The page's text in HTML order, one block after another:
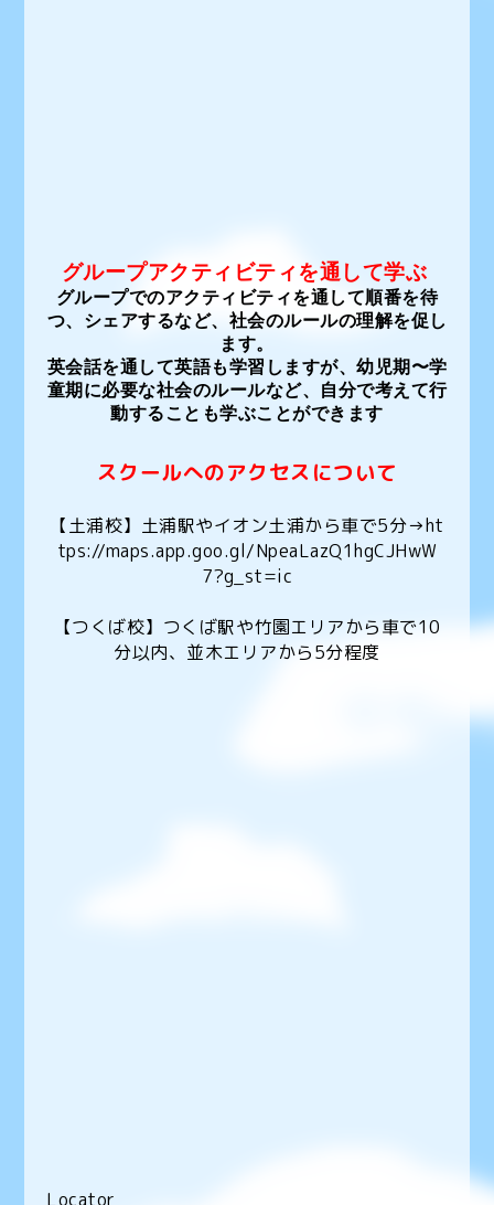
グループアクティビティを通して学ぶ
グループでのアクティビティを通して順番を待
つ、シェアするなど、社会のルールの理解を促し
ます。
英会話を通して英語も学習しますが、幼児期〜学
童期に必要な社会のルールなど、自分で考えて行
動することも学ぶことができます
スクールへのアクセスについて
【土浦校】土浦駅やイオン土浦から車で5分→ht
tps://maps.app.goo.gl/NpeaLazQ1hgCJHwW
7?g_st=ic
【つくば校】つくば駅や竹園エリアから車で10
分以内、並木エリアから5分程度
Locator